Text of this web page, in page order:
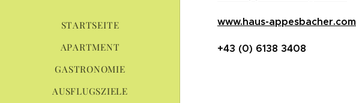
STARTSEITE
APARTMENT
GASTRONOMIE
AUSFLUGSZIELE
www.haus-appesbacher.com
+43 (0) 6138 3408